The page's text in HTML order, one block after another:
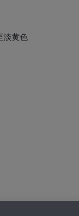
淡黄色